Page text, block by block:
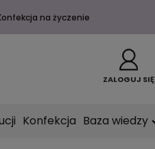
na życzenie
ZALOGUJ SIĘ
Konfekcja Baza wiedzy